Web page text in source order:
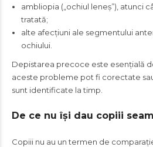
ambliopia („ochiul leneș”), atunci
tratată;
alte afecțiuni ale segmentului
ochiului.
Depistarea precoce este esențială
aceste probleme pot fi corectate
sunt identificate la timp.
De ce nu își dau copiii
Copiii nu au un termen de